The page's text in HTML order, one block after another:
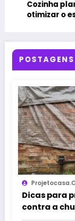
Cozinha
otimizar o
Dicas para
contra a